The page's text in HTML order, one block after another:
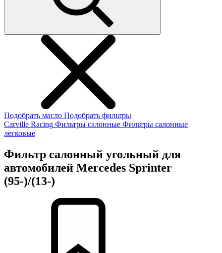
Подобрать масло Подобрать фильтры
Carville Racing Фильтры салонные Фильтры салонные
легковые
Фильтр салонный угольный для
автомобилей Mercedes Sprinter
(95-)/(13-)